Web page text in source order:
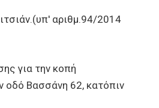
αριθμ.94/2014
για την κοπή
οδό Βασσάνη 62, κατόπιν